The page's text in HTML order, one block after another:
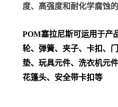
度、高强度和耐化学腐蚀的
POM塞拉尼斯可运用于产
轮、弹簧、夹子、卡扣、门
垫、玩具元件、洗衣机元
花篷头、安全带卡扣等